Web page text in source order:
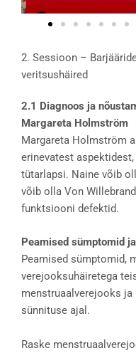
2. Sessioon –
veritsushäired
2.1 Diagnoos ja
Margareta Holmström
Margareta Holmström
erinevatest
tütarlapsi. Naine võib
võib olla Von
funktsiooni defektid.
Peamised sümptomid
Peamised sümptomid,
verejooksuhäiretega
menstruaalverejooks
sünnituse ajal.
Raske